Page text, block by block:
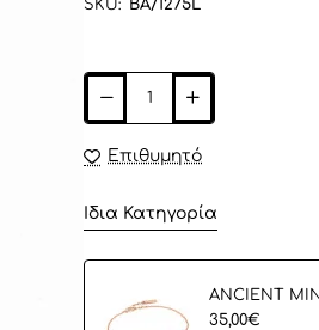
SKU: BA/1275L
Επιθυμητό
Ίδια Κατηγορία
35,00€